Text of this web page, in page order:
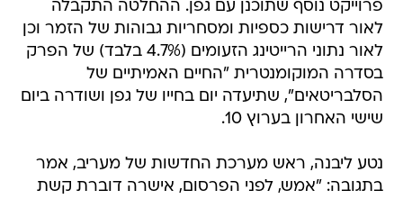
פרוייקט נוסף שתוכנן עם גפן. ההחלטה התקבלה
לאור דרישות כספיות ומסחריות גבוהות של הזמר וכן
לאור נתוני הרייטינג הזעומים (4.7% בלבד) של הפרק
בסדרה המוקומנטרית "החיים האמיתיים של
הסלבריטאים", שתיעדה יום בחייו של גפן ושודרה ביום
שישי האחרון בערוץ 10.
נטע ליבנה, ראש מערכת החדשות של מעריב, אמר
בתגובה: "אמש, לפני הפרסום, אישרה דוברת קשת